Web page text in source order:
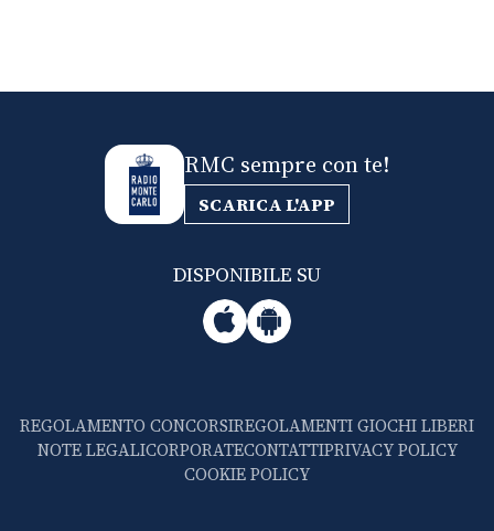
RMC sempre con te!
SCARICA L'APP
DISPONIBILE SU
REGOLAMENTO CONCORSIREGOLAMENTI GIOCHI LIBERI
NOTE LEGALICORPORATECONTATTIPRIVACY POLICY
COOKIE POLICY